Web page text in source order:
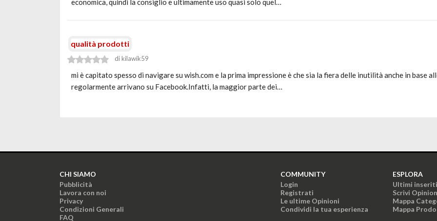
economica, quindi la consiglio e ultimamente uso quasi solo quel…
qualità prodotti
di kilawik59
mi è capitato spesso di navigare su wish.com e la prima impressione è che sia la fiera delle inutilità anche in base
regolarmente arrivano su Facebook.Infatti, la maggior parte dei…
CHI SIAMO
Pubblicità
Lavora con noi
Privacy
Condizioni Generali
FAQ
COMMUNITY
Login
Registrati
Le ultime Opinioni
Condividi la tua esperienza
ESPLORA
Ultimi inseriti
Scrivi
Mappa
Mappa